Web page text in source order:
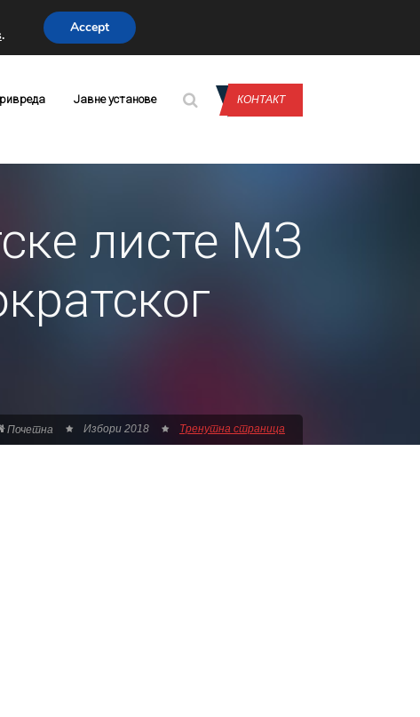
Јавне установе КОНТАКТ
листе МЗ
Почетна Избори 2018 Тренутна страница
. Accept